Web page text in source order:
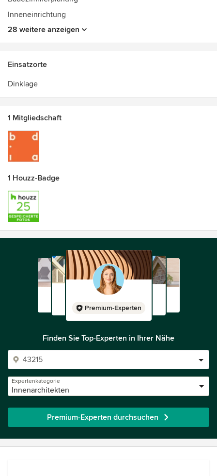
Inneneinrichtung
28 weitere anzeigen
Einsatzorte
Dinklage
1 Mitgliedschaft
1 Houzz-Badge
Premium-Experten
Finden Sie Top-Experten in Ihrer Nähe
Expertenkategorie
Innenarchitekten
Premium-Experten durchsuchen